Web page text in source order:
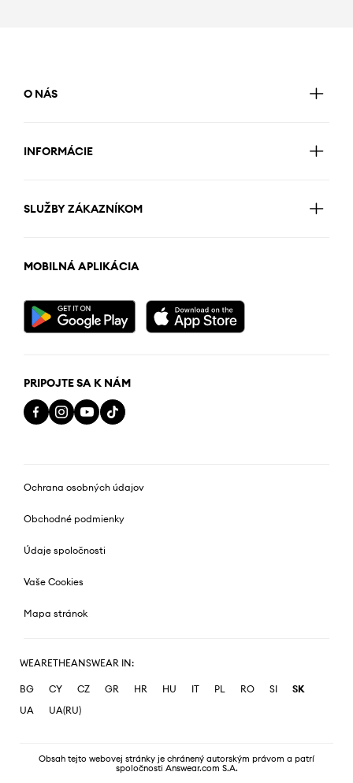
O NÁS
INFORMÁCIE
SLUŽBY ZÁKAZNÍKOM
MOBILNÁ APLIKÁCIA
PRIPOJTE SA K NÁM
Ochrana osobných údajov
Obchodné podmienky
Údaje spoločnosti
Vaše Cookies
Mapa stránok
WEARETHEANSWEAR IN:
BG CY CZ GR HR HU IT PL RO SI
SK
UA
UA(RU)
Obsah tejto webovej stránky je chránený autorským právom a patrí
spoločnosti Answear.com S.A.